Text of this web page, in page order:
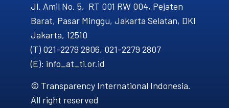
Jl. Amil No. 5, RT 001 RW 004, Pejaten
Barat, Pasar Minggu, Jakarta Selatan, DKI
Jakarta, 12510
(T) 021-2279 2806, 021-2279 2807
(E): info_at_ti.or.id
© Transparency International Indonesia.
All right reserved